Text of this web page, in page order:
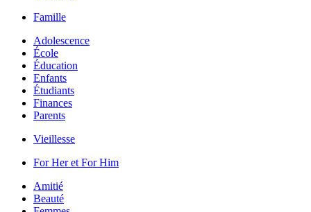
Famille
Adolescence
École
Éducation
Enfants
Étudiants
Finances
Parents
Vieillesse
For Her et For Him
Amitié
Beauté